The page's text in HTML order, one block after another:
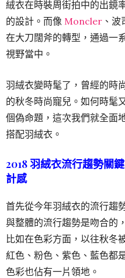
絨衣在時裝周街拍中的出鏡
的設計。而像 Moncler 、
在大刀闊斧的轉型，通過一
視野當中。
羽絨衣變時髦了，曾經的時
的秋冬時尚寵兒。如何時髦
個偽命題，這次我們就全面
搭配羽絨衣。
2018 羽絨衣流行趨勢關
計感
首先從今年羽絨衣的流行趨
與整體的流行趨勢是吻合的
比如在色彩方面，以往秋冬
紅色、粉色、紫色、藍色都
色彩也佔有一片領地。